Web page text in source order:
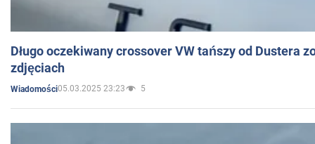
Długo oczekiwany crossover VW tańszy od Dustera
zdjęciach
Wiadomości05.03.2025 23:23 5